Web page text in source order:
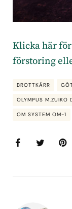
Klicka här
förstoring
BROTTKÄRR
OLYMPUS M.ZUIKO
OM SYSTEM OM-1